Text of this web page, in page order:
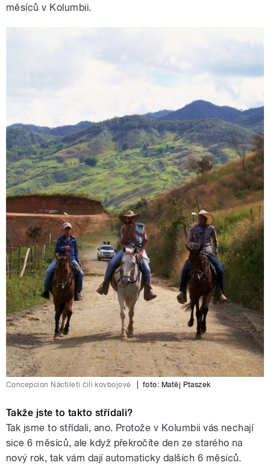
měsíců v Kolumbii.
Concepcion Náctiletí čili kovbojové foto: Matěj Ptaszek
Takže jste to takto střídali?
Tak jsme to střídali, ano. Protože v Kolumbii vás nechají
sice 6 měsíců, ale když překročíte den ze starého na
nový rok, tak vám dají automaticky dalších 6 měsíců.